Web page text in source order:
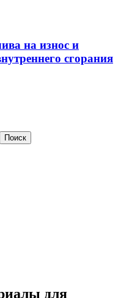
на износ и
сгорания
для